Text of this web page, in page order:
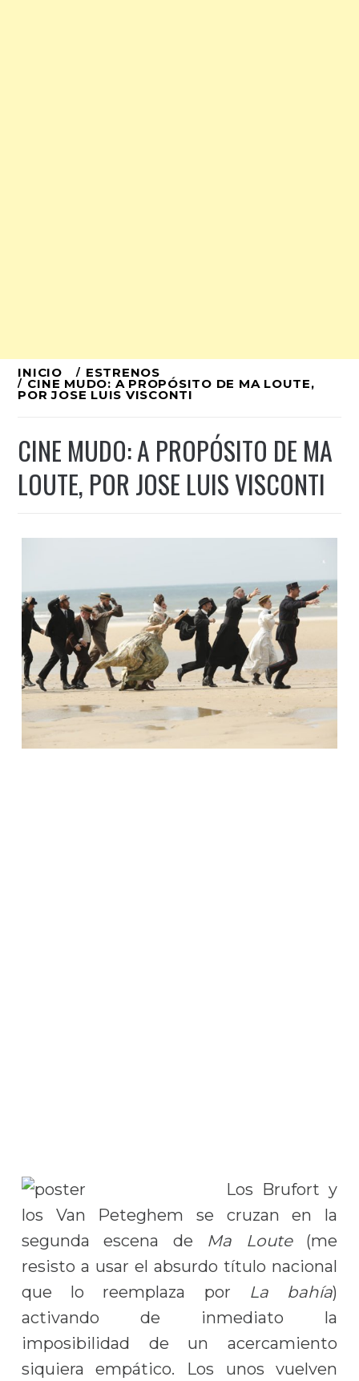
Ir
al
INICIO ESTRENOS
CINE MUDO: A PROPÓSITO DE MA LOUTE,
POR JOSE LUIS VISCONTI
CINE MUDO: A PROPÓSITO DE MA
LOUTE, POR JOSE LUIS VISCONTI
Los Brufort y
los Van Peteghem se cruzan en la
segunda escena de Ma Loute (me
resisto a usar el absurdo título nacional
que lo reemplaza por La bahía)
activando de inmediato la
imposibilidad de un acercamiento
siquiera empático. Los unos vuelven